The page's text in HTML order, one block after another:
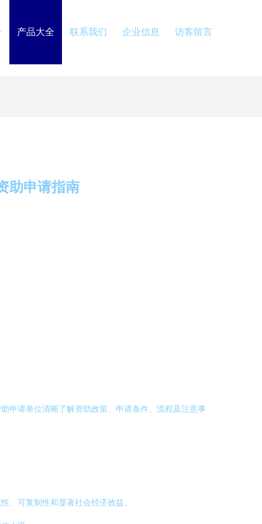
产品大全 联系我们 企业信息 访客留言
助申请指南
申请单位清晰了解资助政策、申请条件、流程及注意事
、可复制性和显著社会经济效益。